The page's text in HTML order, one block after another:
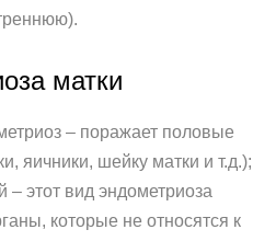
матки
– поражает половые
яичники, шейку матки и т.д.);
– этот вид эндометриоза
которые не относятся к